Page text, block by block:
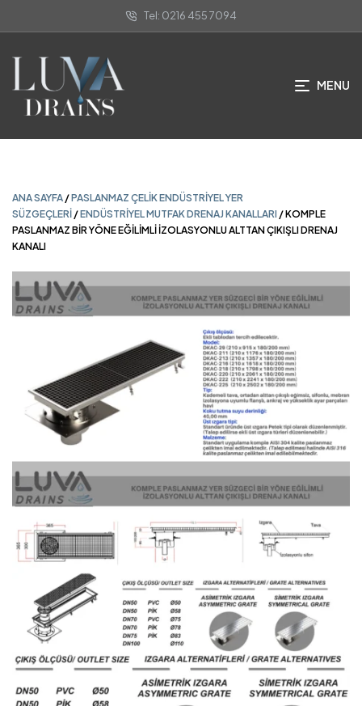
Tel: 0216 455 7094
MENU
ANA SAYFA/PASLANMAZ ÇELIK ENDÜSTRIYEL YER
PASLANMAZ BİR YÖNE EĞİLİMLİ İZOLASYONLU ALTTAN ÇIKIŞLI DRENAJ
KANALI
ANA SAYFA /PASLANMAZ ÇELIK ENDÜSTRIYEL YER
SÜZGEÇLERI /ENDÜSTRIYEL MUTFAK DRENAJ KANALLARI / KOMPLE
PASLANMAZ BİR YÖNE EĞİLİMLİ İZOLASYONLU ALTTAN ÇIKIŞLI DRENAJ
KANALI